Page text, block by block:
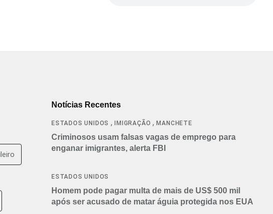
Notícias Recentes
ESTADOS UNIDOS , IMIGRAÇÃO ,MANCHETE
Criminosos usam falsas vagas de emprego para
enganar imigrantes, alerta FBI
ESTADOS UNIDOS
Homem pode pagar multa de mais de US$ 500 mil
após ser acusado de matar águia protegida nos EUA